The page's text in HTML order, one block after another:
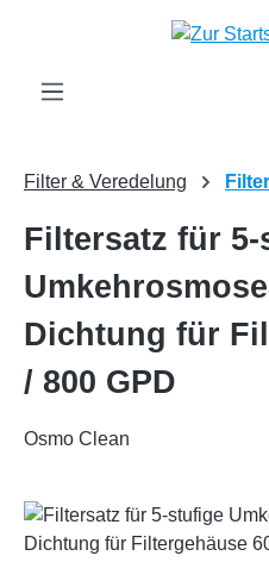
Zum Hauptinhalt springen
Filter & Veredelung
Filtersatz für
Dichtung für
/ 800 GPD
Osmo Clean
Bildergalerie überspringen